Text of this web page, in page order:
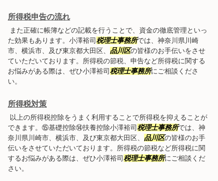
所得税申告の流れ
また正確に帳簿などの記載を行うことで、資金の徹底管理といっ
た効果もあります。小澤裕司税理士事務所では、神奈川県川崎
市、横浜市、及び東京都大田区、 品川区の皆様のお手伝いをさせ
ていただいております。所得税の節税、申告など所得税に関する
お悩みがある際は、ぜひ小澤裕司税理士事務所にご相談くださ
い。
所得税対策
以上の所得税控除をうまく利用することで所得税を抑えることが
できます。⑮基礎控除⑭扶養控除小澤裕司税理士事務所では、神
奈川県川崎市、横浜市、及び東京都大田区、 品川区の皆様のお手
伝いをさせていただいております。所得税の節税など所得税に関
するお悩みがある際は、ぜひ小澤裕司税理士事務所にご相談くだ
さい。